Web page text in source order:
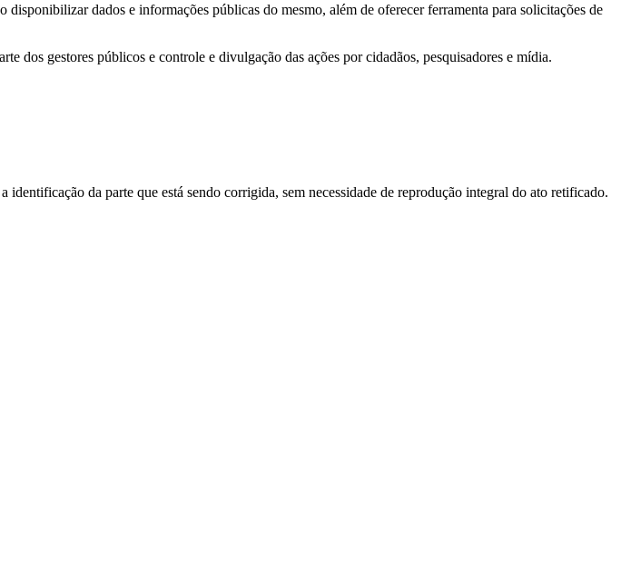
dados e informações públicas do mesmo, além de oferecer ferramenta para solicitações de
dos gestores públicos e controle e divulgação das ações por cidadãos, pesquisadores e mídia.
da parte que está sendo corrigida, sem necessidade de reprodução integral do ato retificado.